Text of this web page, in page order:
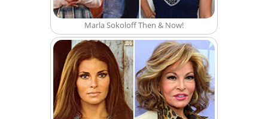
Marla Sokoloff Then & Now!